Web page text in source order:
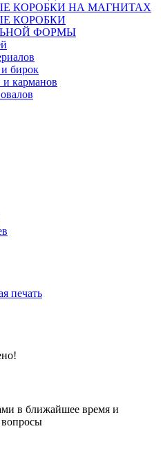
КОРОБКИ НА МАГНИТАХ
КОРОБКИ
ФОРМЫ
бирок
карманов
печать
в ближайшее время и
вопросы